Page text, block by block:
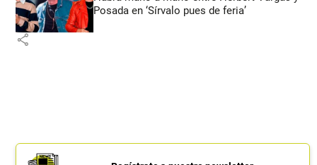
Posada en ‘Sírvalo pues de feria’
share